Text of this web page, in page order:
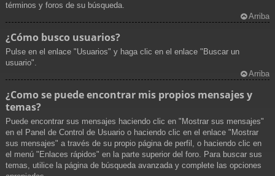
términos y foros de su búsqueda.
Arriba
¿Cómo busco usuarios?
Pulse en el enlace "Usuarios" y haga clic en el enlace "Buscar un
usuario".
Arriba
¿Como se puede encontrar mis propios mensajes y
temas?
Puede encontrar sus mensajes haciendo clic en "Mostrar sus mensajes"
en el Panel de Control de Usuario o haciendo clic en el enlace "Mostrar
sus mensajes" a través de su propio página de perfil, o haciendo clic en
el menú "Enlaces rápidos" en la parte superior del foro. Para buscar sus
temas, utilice la página de búsqueda avanzada y complete las opciones